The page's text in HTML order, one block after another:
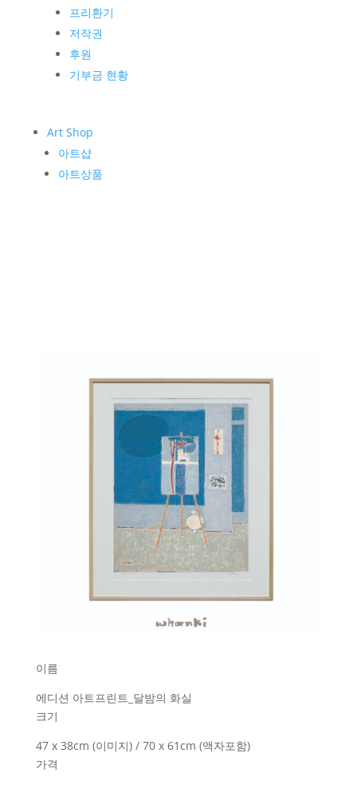
프리환기
저작권
후원
기부금 현황
Art Shop
아트샵
아트상품
이름
에디션 아트프린트_달밤의 화실
크기
47 x 38cm (이미지) / 70 x 61cm (액자포함)
가격